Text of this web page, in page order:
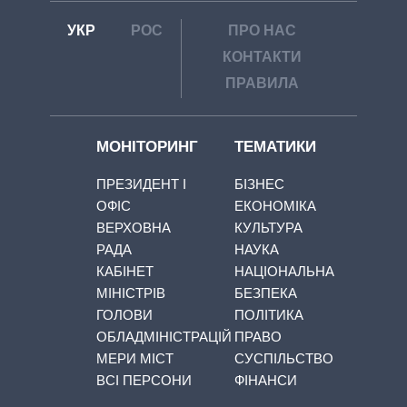
УКР РОС
ПРО НАС
КОНТАКТИ
ПРАВИЛА
МОНІТОРИНГ
ПРЕЗИДЕНТ І
ОФІС
ВЕРХОВНА
РАДА
КАБІНЕТ
МІНІСТРІВ
ГОЛОВИ
ОБЛАДМІНІСТРАЦІЙ
МЕРИ МІСТ
ВСІ ПЕРСОНИ
ТЕМАТИКИ
БІЗНЕС
ЕКОНОМІКА
КУЛЬТУРА
НАУКА
НАЦІОНАЛЬНА
БЕЗПЕКА
ПОЛІТИКА
ПРАВО
СУСПІЛЬСТВО
ФІНАНСИ